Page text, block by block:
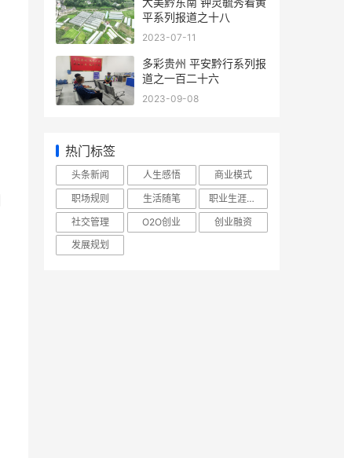
平系列报道之十八
2023-07-11
多彩贵州 平安黔行系列报
道之一百二十六
2023-09-08
热门标签
头条新闻 人生感悟
商业模式
职场规则
生活随笔
职业生涯规划
社交管理
O2O创业
创业融资
发展规划